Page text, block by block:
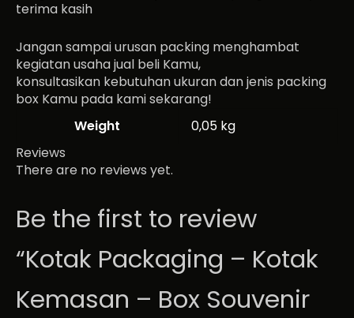
terima kasih
Jangan sampai urusan packing menghambat
kegiatan usaha jual beli Kamu,
konsultasikan kebutuhan ukuran dan jenis packing
box Kamu pada kami sekarang!
Weight
0,05 kg
Reviews
There are no reviews yet.
Be the first to review
“Kotak Packaging – Kotak
Kemasan – Box Souvenir